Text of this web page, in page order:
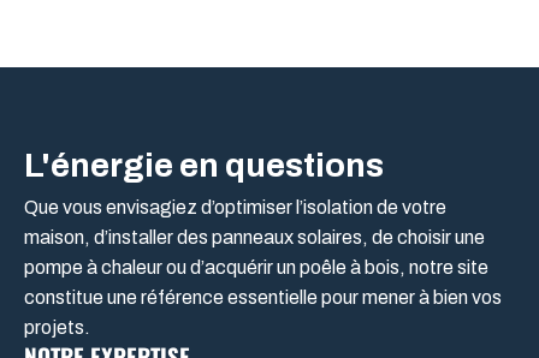
L'énergie en questions
Que vous envisagiez d’optimiser l’isolation de votre
maison, d’installer des panneaux solaires, de choisir une
pompe à chaleur ou d’acquérir un poêle à bois, notre site
constitue une référence essentielle pour mener à bien vos
projets.